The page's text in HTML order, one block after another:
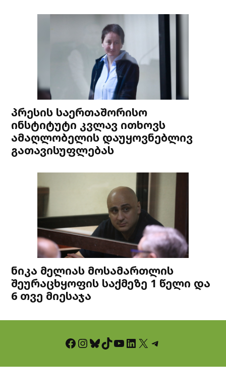
პრესის საერთაშორისო
ინსტიტუტი კვლავ ითხოვს
ამაღლობელის დაუყოვნებლივ
გათავისუფლებას
ნიკა მელიას მოსამართლის
შეურაცხყოფის საქმეზე 1 წელი და
6 თვე მიესაჯა
Facebook InstagramBluesky TikTok YouTube LinkedIn X Telegram